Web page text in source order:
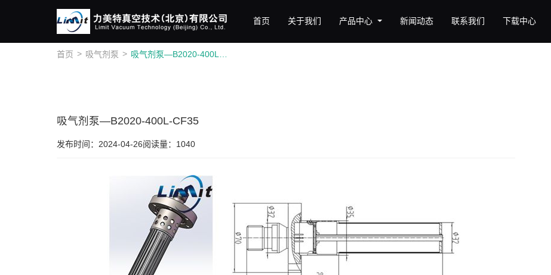
首页 关于我们 产品中心 新闻动态 联系我们 下载中心
首页 > 吸气剂泵 >
吸气剂泵—B2020-400L-CF35
发布时间：2024-04-26阅读量：1040